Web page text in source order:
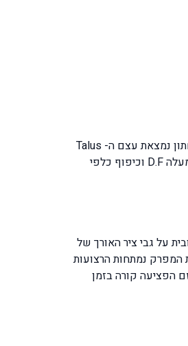
המפרק הקרסול מורכב משלוש עצמות והן בצד הפנימי של השוק עצם השוק – Tibia, בצד החיצוני של השוק נמצאת עצם השוקית – Fibula ובחלק התחתון נמצאת עצם ה- Talus
שמהווה את העצם הגבוהה ביותר מבין עצמות כף הרגל עצם זו נמצאת בין שתי עצמות השוק. פעולות הקרסול הינן פעולות שכוללות תנועות כיפוף כלפי מעלה D.F וכיפוף כלפי
על גבי ציר האורך של
נמתחות הרצועות
הפציעה קורה בזמן